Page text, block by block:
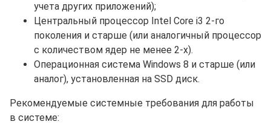
учета других приложений);
Центральный процессор Intel Core i3 2-го
поколения и старше (или аналогичный процессор
с количеством ядер не менее 2-х).
Операционная система Windows 8 и старше (или
аналог), установленная на SSD диск.
Рекомендуемые системные требования для работы
в системе: